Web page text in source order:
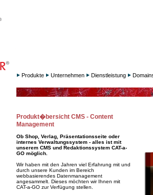
Produkte Unternehmen Dienstleistung
Produkt�bersicht CMS - Content
Management
Ob Shop, Verlag, Präsentationsseite oder
internes Verwaltungssystem - alles ist mit
unserem CMS und Redaktionssystem CAT-a-
GO möglich.
Wir haben mit den Jahren viel Erfahrung mit und
durch unsere Kunden im Bereich
webbasierendes Datenmanagement
angesammelt. Dieses möchten wir Ihnen mit
CAT-a-GO zur Verfügung stellen.